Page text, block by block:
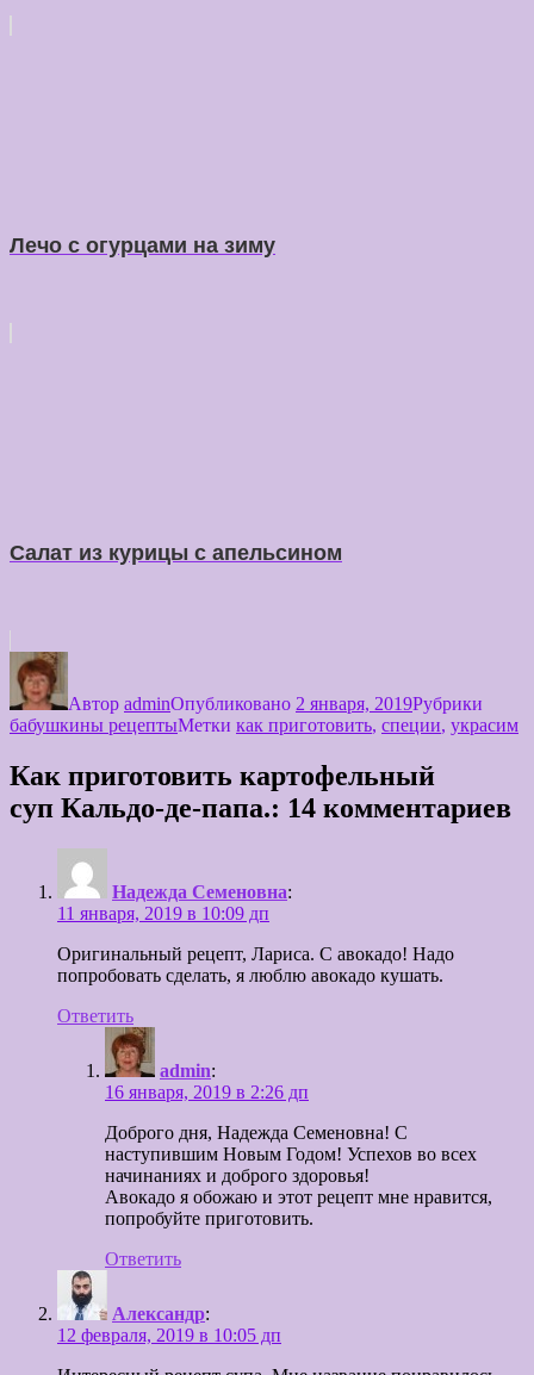
Лечо с огурцами на зиму
Салат из курицы с апельсином
Автор adminОпубликовано 2 января, 2019Рубрики
бабушкины рецептыМетки как приготовить, специи, украсим
Как приготовить картофельный
суп Кальдо-де-папа.: 14 комментариев
Надежда Семеновна:
11 января, 2019 в 10:09 дп
Оригинальный рецепт, Лариса. С авокадо! Надо
попробовать сделать, я люблю авокадо кушать.
Ответить
admin:
16 января, 2019 в 2:26 дп
Доброго дня, Надежда Семеновна! С
наступившим Новым Годом! Успехов во всех
начинаниях и доброго здоровья!
Авокадо я обожаю и этот рецепт мне нравится,
попробуйте приготовить.
Ответить
Александр:
12 февраля, 2019 в 10:05 дп